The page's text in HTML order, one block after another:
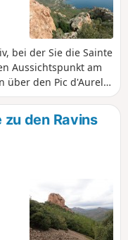
bei der Sie die Sainte
Aussichtspunkt am
über den Pic d'Aurelle
zu den Ravins